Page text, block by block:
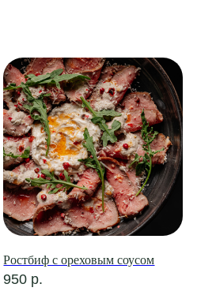
Ростбиф с ореховым соусом
950 р.